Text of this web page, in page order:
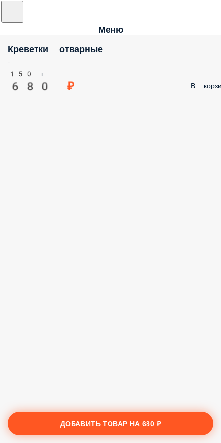
Меню
Креветки отварные
-
150 г.
680 ₽ В
ДОБАВИТЬ ТОВАР НА680 ₽